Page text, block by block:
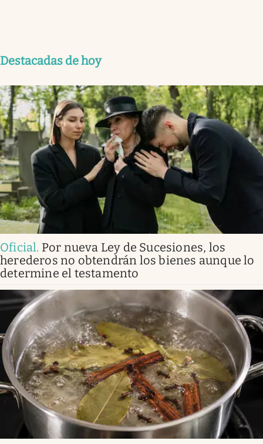
Destacadas de hoy
Oficial. Por nueva Ley de Sucesiones, los
herederos no obtendrán los bienes aunque lo
determine el testamento